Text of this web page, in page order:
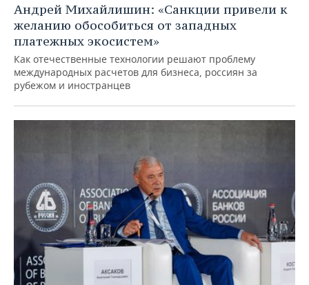
Андрей Михайлишин: «Санкции привели к
желанию обособиться от западных
платежных экосистем»
Как отечественные технологии решают проблему
международных расчетов для бизнеса, россиян за
рубежом и иностранцев